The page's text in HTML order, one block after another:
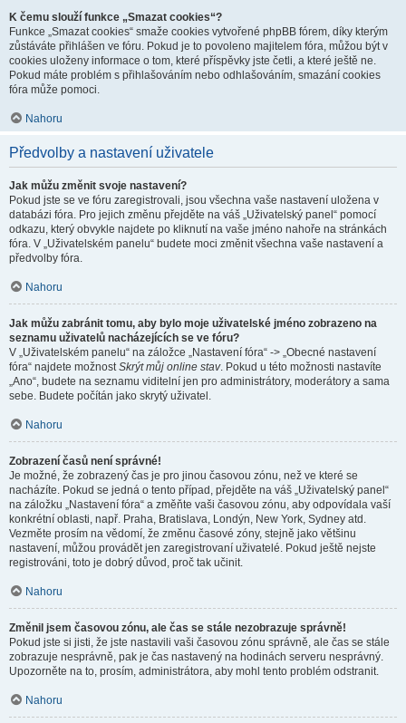
K čemu slouží funkce „Smazat cookies“?
Funkce „Smazat cookies“ smaže cookies vytvořené phpBB fórem, díky kterým
zůstáváte přihlášen ve fóru. Pokud je to povoleno majitelem fóra, můžou být v
cookies uloženy informace o tom, které příspěvky jste četli, a které ještě ne.
Pokud máte problém s přihlašováním nebo odhlašováním, smazání cookies
fóra může pomoci.
Nahoru
Předvolby a nastavení uživatele
Jak můžu změnit svoje nastavení?
Pokud jste se ve fóru zaregistrovali, jsou všechna vaše nastavení uložena v
databázi fóra. Pro jejich změnu přejděte na váš „Uživatelský panel“ pomocí
odkazu, který obvykle najdete po kliknutí na vaše jméno nahoře na stránkách
fóra. V „Uživatelském panelu“ budete moci změnit všechna vaše nastavení a
předvolby fóra.
Nahoru
Jak můžu zabránit tomu, aby bylo moje uživatelské jméno zobrazeno na
seznamu uživatelů nacházejících se ve fóru?
V „Uživatelském panelu“ na záložce „Nastavení fóra“ -> „Obecné nastavení
fóra“ najdete možnostSkrýt můj online stav. Pokud u této možnosti nastavíte
„Ano“, budete na seznamu viditelní jen pro administrátory, moderátory a sama
sebe. Budete počítán jako skrytý uživatel.
Nahoru
Zobrazení časů není správné!
Je možné, že zobrazený čas je pro jinou časovou zónu, než ve které se
nacházíte. Pokud se jedná o tento případ, přejděte na váš „Uživatelský panel“
na záložku „Nastavení fóra“ a změňte vaši časovou zónu, aby odpovídala vaší
konkrétní oblasti, např. Praha, Bratislava, Londýn, New York, Sydney atd.
Vezměte prosím na vědomí, že změnu časové zóny, stejně jako většinu
nastavení, můžou provádět jen zaregistrovaní uživatelé. Pokud ještě nejste
registrováni, toto je dobrý důvod, proč tak učinit.
Nahoru
Změnil jsem časovou zónu, ale čas se stále nezobrazuje správně!
Pokud jste si jisti, že jste nastavili vaši časovou zónu správně, ale čas se stále
zobrazuje nesprávně, pak je čas nastavený na hodinách serveru nesprávný.
Upozorněte na to, prosím, administrátora, aby mohl tento problém odstranit.
Nahoru